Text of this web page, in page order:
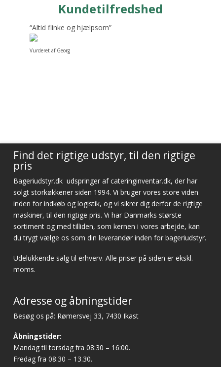
Kundetilfredshed
“Altid flinke og hjælpsom”
Vurderet af Georg
Find det rigtige udstyr, til den rigtige
pris
Bageriudstyr.dk udspringer af cateringinventar.dk, der har
solgt storkøkkener siden 1994. Vi bruger vores store viden
inden for indkøb og logistik, og vi sikrer dig derfor de rigtige
maskiner, til den rigtige pris. Vi har Danmarks største
sortiment og med tilliden, som kernen i vores arbejde, kan
du trygt vælge os som din leverandør inden for bageriudstyr.
Udelukkende salg til erhverv. Alle priser på siden er ekskl.
moms.
Adresse og åbningstider
Besøg os på: Rømersvej 33, 7430 Ikast
Åbningstider:
Mandag til torsdag fra 08:30 – 16:00.
Fredag fra 08.30 – 13.30.